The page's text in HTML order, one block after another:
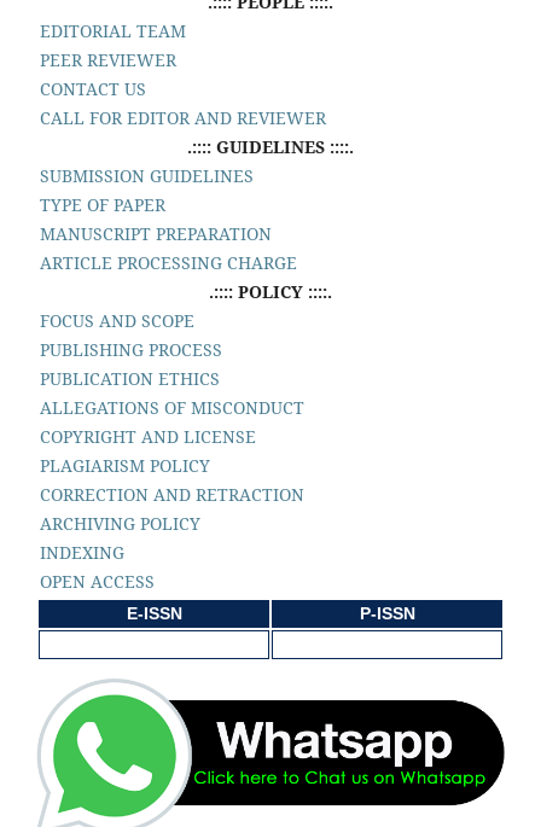
EDITORIAL TEAM
PEER REVIEWER
CONTACT US
CALL FOR EDITOR AND REVIEWER
.:::: GUIDELINES ::::.
SUBMISSION GUIDELINES
TYPE OF PAPER
MANUSCRIPT PREPARATION
ARTICLE PROCESSING CHARGE
.:::: POLICY ::::.
FOCUS AND SCOPE
PUBLISHING PROCESS
PUBLICATION ETHICS
ALLEGATIONS OF MISCONDUCT
COPYRIGHT AND LICENSE
PLAGIARISM POLICY
CORRECTION AND RETRACTION
ARCHIVING POLICY
INDEXING
OPEN ACCESS
E-ISSN P-ISSN